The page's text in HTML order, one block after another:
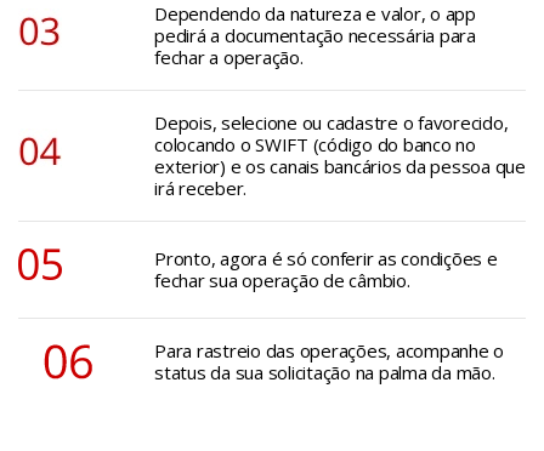
Dependendo da natureza e valor, o app
pedirá a documentação necessária para
fechar a operação.
Depois, selecione ou cadastre o favorecido,
colocando o SWIFT (código do banco no
exterior) e os canais bancários da pessoa que
irá receber.
Pronto, agora é só conferir as condições e
fechar sua operação de câmbio.
Para rastreio das operações, acompanhe o
status da sua solicitação na palma da mão.